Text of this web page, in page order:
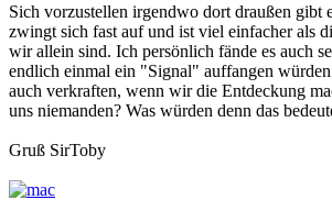
Sich vorzustellen irgendwo dort draußen gibt
zwingt sich fast auf und ist viel einfacher als
wir allein sind. Ich persönlich fände es auch
endlich einmal ein "Signal" auffangen
auch verkraften, wenn wir die Entdeckung
uns niemanden? Was würden denn das
Gruß SirToby